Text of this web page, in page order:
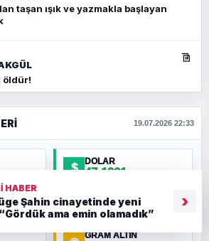
taşan ışık ve yazmakla başlayan
öldür!
BÜYÜKKALKAN
NATO Toplantısı mı, Yeni
Haritasının Provası mı?
MÜMTAZ BAYAZITOĞLU
Kara Kalpak
19.07.2026 22:33
$ DOLAR
47,1901
GRAM ALTIN
HABER
Şahin cinayetinde yeni
ama emin olamadık”
›